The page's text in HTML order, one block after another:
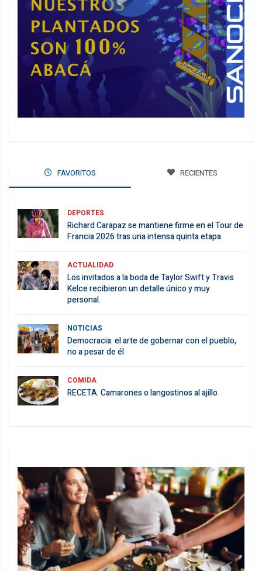
FAVORITOS RECIENTES
DEPORTES
Richard Carapaz se mantiene firme en el Tour de
Francia 2026 tras una intensa quinta etapa
ACTUALIDAD
Los invitados a la boda de Taylor Swift y Travis
Kelce recibieron un detalle único y muy
personal.
NOTICIAS
Democracia: el arte de gobernar con el pueblo,
no a pesar de él
COMIDA
RECETA: Camarones o langostinos al ajillo